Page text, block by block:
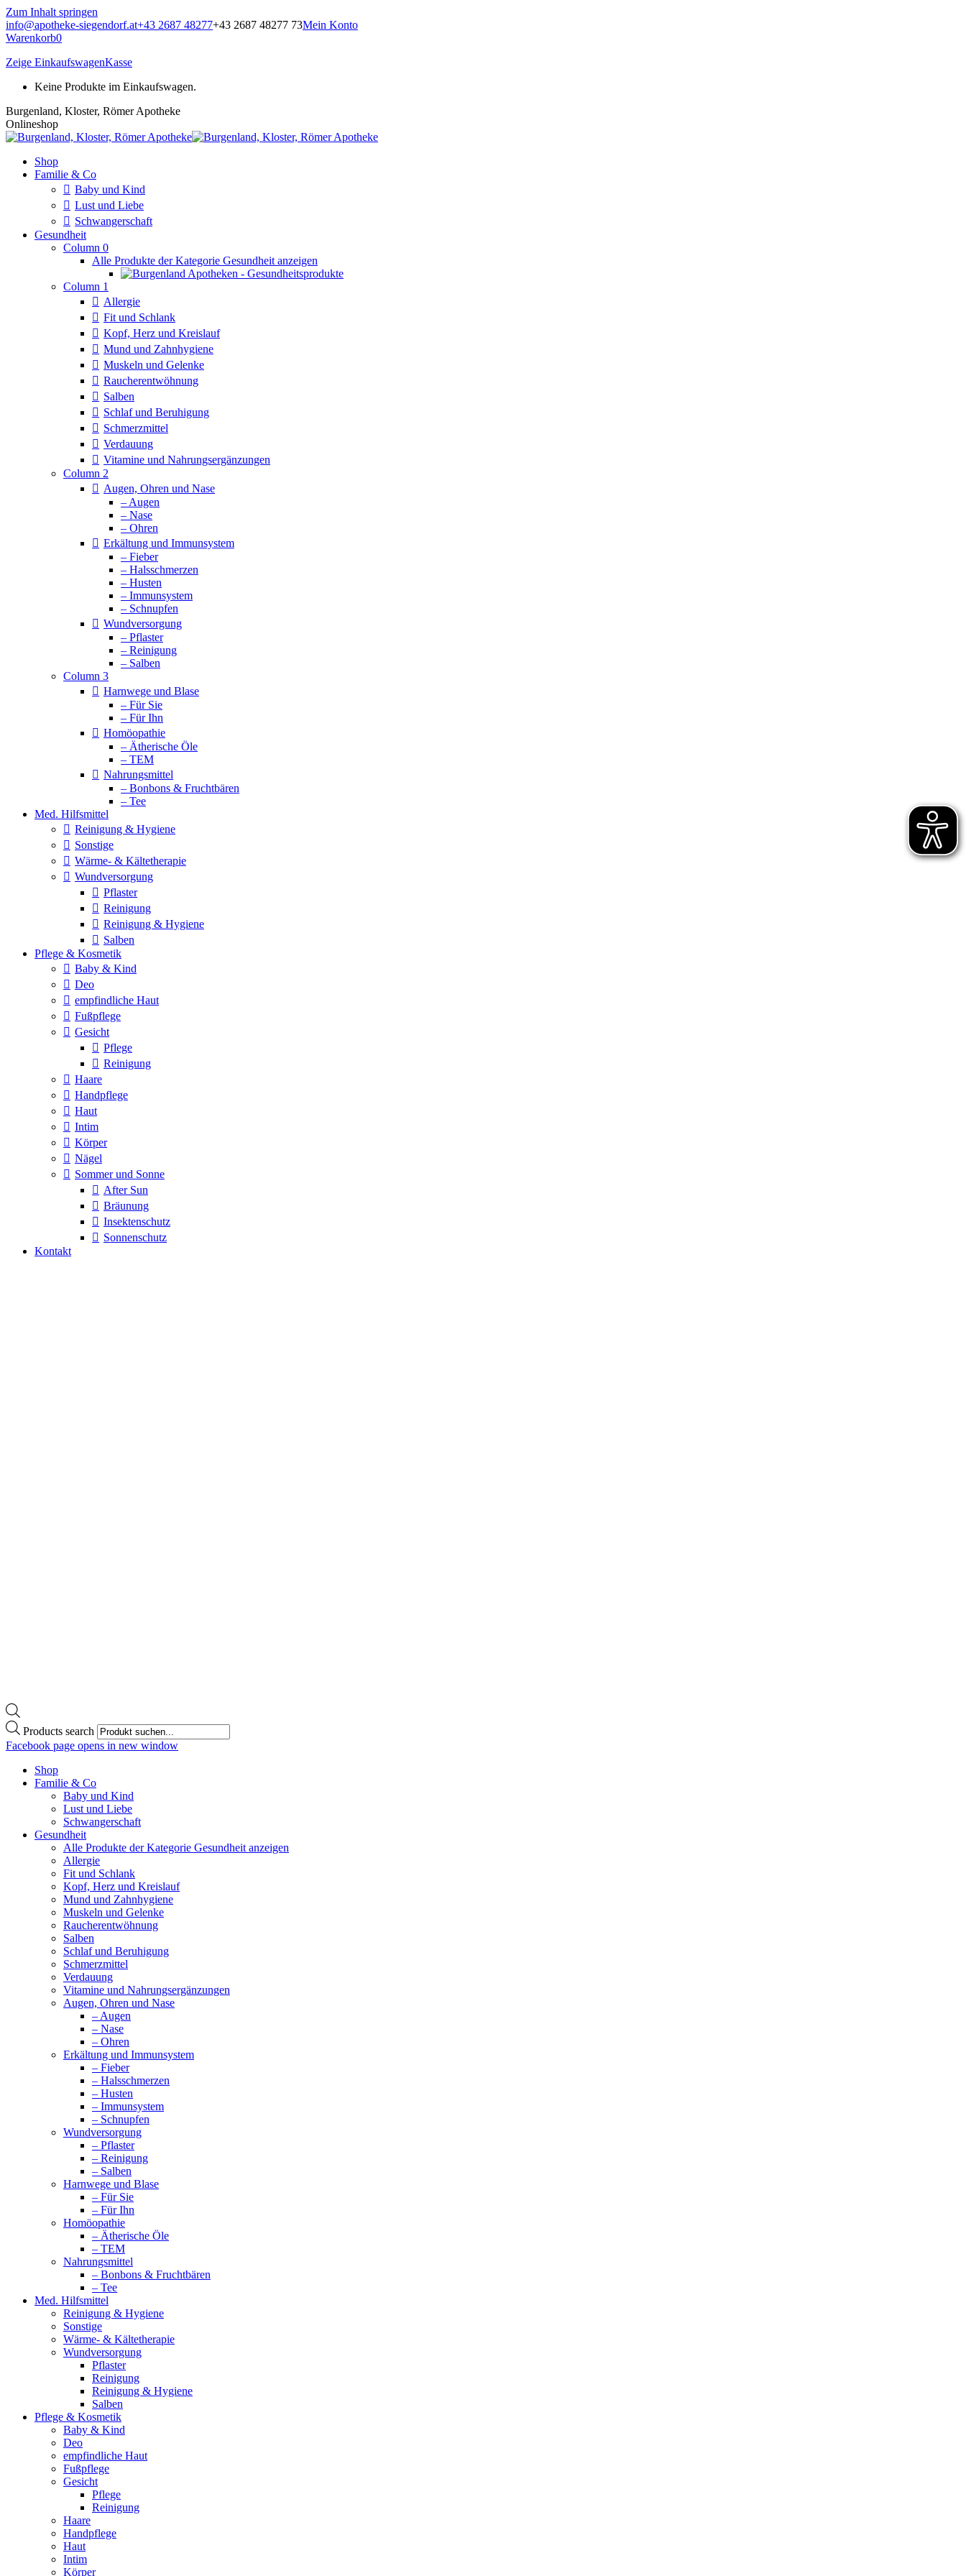
Zum Inhalt springen
info@apotheke-siegendorf.at+43 2687 48277+43 2687 48277 73Mein Konto
Warenkorb0
Zeige EinkaufswagenKasse
Keine Produkte im Einkaufswagen.
Burgenland, Kloster, Römer Apotheke
Onlineshop
Shop
Familie & Co
Baby und Kind
Lust und Liebe
Schwangerschaft
Gesundheit
Column 0
Alle Produkte der Kategorie Gesundheit anzeigen
Column 1
Allergie
Fit und Schlank
Kopf, Herz und Kreislauf
Mund und Zahnhygiene
Muskeln und Gelenke
Raucherentwöhnung
Salben
Schlaf und Beruhigung
Schmerzmittel
Verdauung
Vitamine und Nahrungsergänzungen
Column 2
Augen, Ohren und Nase
– Augen
– Nase
– Ohren
Erkältung und Immunsystem
– Fieber
– Halsschmerzen
– Husten
– Immunsystem
– Schnupfen
Wundversorgung
– Pflaster
– Reinigung
– Salben
Column 3
Harnwege und Blase
– Für Sie
– Für Ihn
Homöopathie
– Ätherische Öle
– TEM
Nahrungsmittel
– Bonbons & Fruchtbären
– Tee
Med. Hilfsmittel
Reinigung & Hygiene
Sonstige
Wärme- & Kältetherapie
Wundversorgung
Pflaster
Reinigung
Reinigung & Hygiene
Salben
Pflege & Kosmetik
Baby & Kind
Deo
empfindliche Haut
Fußpflege
Gesicht
Pflege
Reinigung
Haare
Handpflege
Haut
Intim
Körper
Nägel
Sommer und Sonne
After Sun
Bräunung
Insektenschutz
Sonnenschutz
Kontakt
Products search
Facebook page opens in new window
Shop
Familie & Co
Baby und Kind
Lust und Liebe
Schwangerschaft
Gesundheit
Alle Produkte der Kategorie Gesundheit anzeigen
Allergie
Fit und Schlank
Kopf, Herz und Kreislauf
Mund und Zahnhygiene
Muskeln und Gelenke
Raucherentwöhnung
Salben
Schlaf und Beruhigung
Schmerzmittel
Verdauung
Vitamine und Nahrungsergänzungen
Augen, Ohren und Nase
– Augen
– Nase
– Ohren
Erkältung und Immunsystem
– Fieber
– Halsschmerzen
– Husten
– Immunsystem
– Schnupfen
Wundversorgung
– Pflaster
– Reinigung
– Salben
Harnwege und Blase
– Für Sie
– Für Ihn
Homöopathie
– Ätherische Öle
– TEM
Nahrungsmittel
– Bonbons & Fruchtbären
– Tee
Med. Hilfsmittel
Reinigung & Hygiene
Sonstige
Wärme- & Kältetherapie
Wundversorgung
Pflaster
Reinigung
Reinigung & Hygiene
Salben
Pflege & Kosmetik
Baby & Kind
Deo
empfindliche Haut
Fußpflege
Gesicht
Pflege
Reinigung
Haare
Handpflege
Haut
Intim
Körper